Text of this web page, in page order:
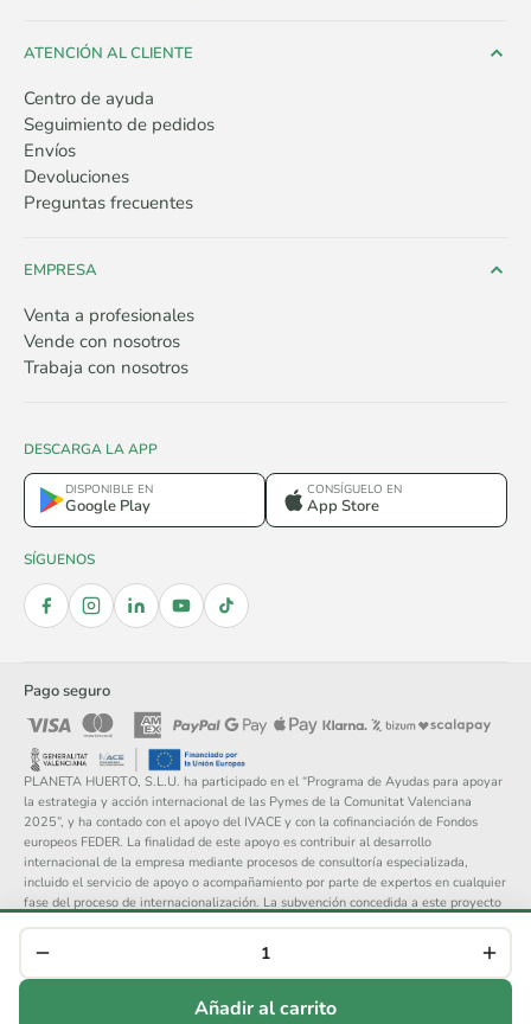
ATENCIÓN AL CLIENTE
Centro de ayuda
Seguimiento de pedidos
Envíos
Devoluciones
Preguntas frecuentes
EMPRESA
Venta a profesionales
Vende con nosotros
Trabaja con nosotros
DESCARGA LA APP
DISPONIBLE EN
Google Play
CONSÍGUELO EN
App Store
SÍGUENOS
Pago seguro
PLANETA HUERTO, S.L.U. ha participado en el “Programa de Ayudas para apoyar
la estrategia y acción internacional de las Pymes de la Comunitat Valenciana
2025”, y ha contado con el apoyo del IVACE y con la cofinanciación de Fondos
europeos FEDER. La finalidad de este apoyo es contribuir al desarrollo
internacional de la empresa mediante procesos de consultoría especializada,
incluido el servicio de apoyo o acompañamiento por parte de expertos en cualquier
fase del proceso de internacionalización. La subvención concedida a este proyecto
asciende a 14.148 €.
© 2026 Planeta Huerto, S.L. — Todos los derechos reservados.
Política de privacidadCookiesCondiciones generales
Añadir al carrito